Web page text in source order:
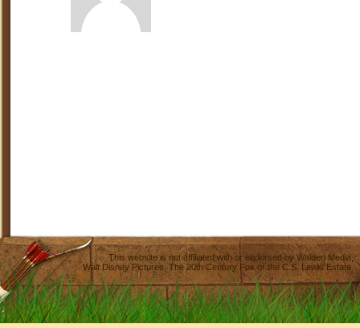
This website is not affiliated with or endorsed byWalden Media
Walt Disney Pictures,The 20th Century Fox or the C.S. Lewis Estate.